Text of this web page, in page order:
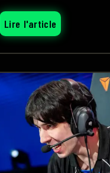
Lire l'article